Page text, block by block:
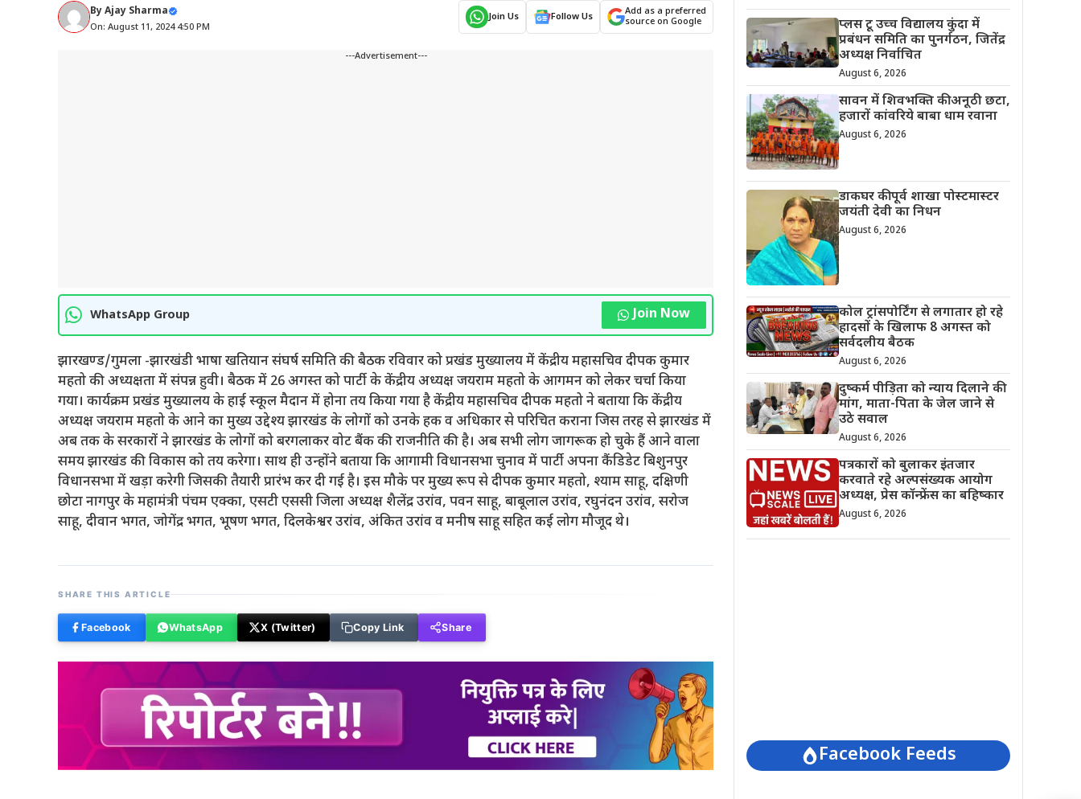
ByAjay Sharma
On: August 11, 2024 4:50 PM
Join Us Follow Us
Add as a preferred
source on Google
---Advertisement---
WhatsApp Group Join Now
झारखण्ड/गुमला -झारखंडी भाषा खतियान संघर्ष समिति की बैठक रविवार को प्रखंड मुख्यालय में केंद्रीय महासचिव दीपक कुमार
महतो की अध्यक्षता में संपन्न हुवी। बैठक में 26 अगस्त को पार्टी के केंद्रीय अध्यक्ष जयराम महतो के आगमन को लेकर चर्चा किया
गया। कार्यक्रम प्रखंड मुख्यालय के हाई स्कूल मैदान में होना तय किया गया है केंद्रीय महासचिव दीपक महतो ने बताया कि केंद्रीय
अध्यक्ष जयराम महतो के आने का मुख्य उद्देश्य झारखंड के लोगों को उनके हक व अधिकार से परिचित कराना जिस तरह से झारखंड में
अब तक के सरकारों ने झारखंड के लोगों को बरगलाकर वोट बैंक की राजनीति की है। अब सभी लोग जागरूक हो चुके हैं आने वाला
समय झारखंड की विकास को तय करेगा। साथ ही उन्होंने बताया कि आगामी विधानसभा चुनाव में पार्टी अपना कैंडिडेट बिशुनपुर
विधानसभा में खड़ा करेगी जिसकी तैयारी प्रारंभ कर दी गई है। इस मौके पर मुख्य रूप से दीपक कुमार महतो, श्याम साहू, दक्षिणी
छोटा नागपुर के महामंत्री पंचम एक्का, एसटी एससी जिला अध्यक्ष शैलेंद्र उरांव, पवन साहू, बाबूलाल उरांव, रघुनंदन उरांव, सरोज
साहू, दीवान भगत, जोगेंद्र भगत, भूषण भगत, दिलकेश्वर उरांव, अंकित उरांव व मनीष साहू सहित कई लोग मौजूद थे।
SHARE THIS ARTICLE
Facebook WhatsApp X (Twitter) Copy Link Share
प्लस टू उच्च विद्यालय कुंदा में
प्रबंधन समिति का पुनर्गठन, जितेंद्र
अध्यक्ष निर्वाचित
August 6, 2026
सावन में शिवभक्ति की अनूठी छटा,
हजारों कांवरिये बाबा धाम रवाना
August 6, 2026
डाकघर की पूर्व शाखा पोस्टमास्टर
जयंती देवी का निधन
August 6, 2026
कोल ट्रांसपोर्टिंग से लगातार हो रहे
हादसों के खिलाफ 8 अगस्त को
सर्वदलीय बैठक
August 6, 2026
दुष्कर्म पीड़िता को न्याय दिलाने की
मांग, माता-पिता के जेल जाने से
उठे सवाल
August 6, 2026
पत्रकारों को बुलाकर इंतजार
करवाते रहे अल्पसंख्यक आयोग
अध्यक्ष, प्रेस कॉन्फ्रेंस का बहिष्कार
August 6, 2026
Facebook Feeds